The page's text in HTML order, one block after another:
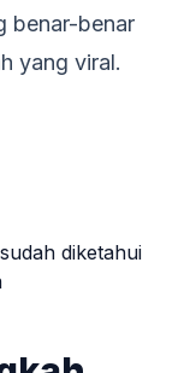
benar-benar
yang viral.
diketahui